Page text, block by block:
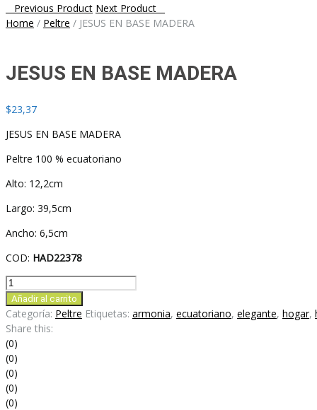
Post
navigation
Previous Product Next Product
Home / Peltre / JESUS EN BASE MADERA
JESUS EN BASE MADERA
$23,37
JESUS EN BASE MADERA
Peltre 100 % ecuatoriano
Alto: 12,2cm
Largo: 39,5cm
Ancho: 6,5cm
COD: HAD22378
JESUS
EN
BASE
MADERA
cantidad
Añadir al carrito
Categoría: Peltre Etiquetas: armonia, ecuatoriano, elegante, hogar,
Share this:
(0)
(0)
(0)
(0)
(0)